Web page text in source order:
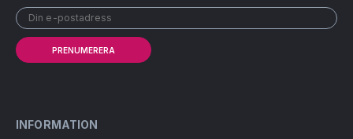
PRENUMERERA
INFORMATION